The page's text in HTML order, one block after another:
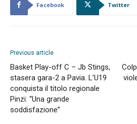
Facebook Twitter
Previous article
Basket Play-off C – Jb Stings,
stasera gara-2 a Pavia. L’U19
conquista il titolo regionale
Pinzi: “Una grande
soddisfazione”